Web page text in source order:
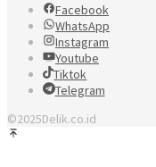
Facebook
WhatsApp
Instagram
Youtube
Tiktok
Telegram
©2025Delik.co.id